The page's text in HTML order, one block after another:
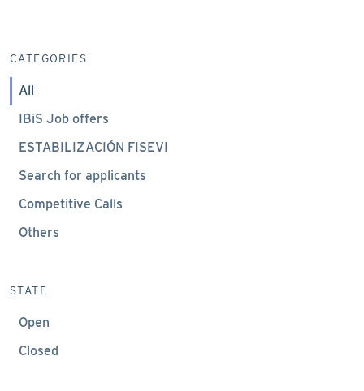
CATEGORIES
All
IBiS Job offers
ESTABILIZACIÓN FISEVI
Search for applicants
Competitive Calls
Others
STATE
Open
Closed